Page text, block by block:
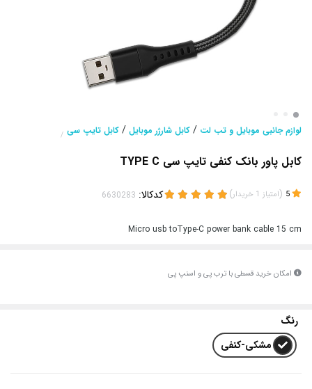
لوازم جانبی موبایل و تب لت / کابل شارژر موبایل / کابل تایپ سی /
کابل پاور بانک کنفی تایپ سی TYPE C
(امتیاز 1 خریدار) کدکالا:
Micro usb toType-C power bank cable 15 cm
امکان خرید قسطی با ترب پی و اسنپ پی
رنگ
مشکی-کنفی